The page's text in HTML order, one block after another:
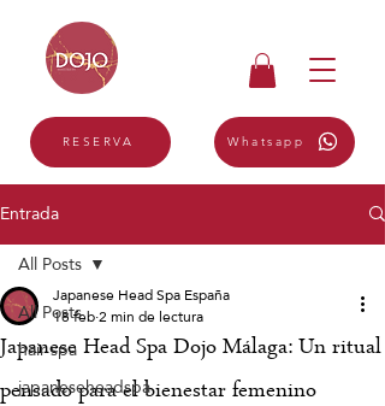
RESERVA Whatsapp
Entrada
All Posts
hair spa
japaneseheadspa
All Posts
Japanese Head Spa Dojo Málaga: Un ritual
pensado para el bienestar femenino
Japanese Head Spa España
18 feb2 min de lectura